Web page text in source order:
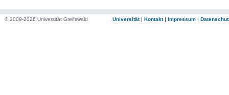
© 2009-2026 Universität Greifswald Universität| Kontakt| Impressum |